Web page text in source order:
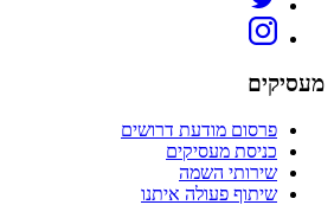
מעסיקים
פרסום מודעת דרושים
כניסת מעסיקים
שירותי השמה
שיתוף פעולה איתנו